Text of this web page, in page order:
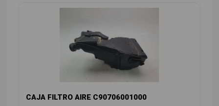
CAJA FILTRO AIRE C90706001000